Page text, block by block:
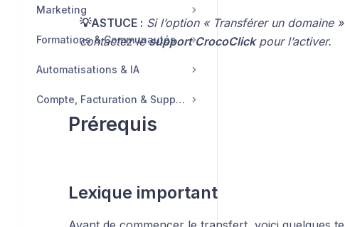
Marketing
Formations & Communautés
Automatisations & IA
Compte, Facturation & Support
💡ASTUCE : Si l’option « Transférer un domaine
contactez lesupport CrocoClickpour l’activer.
Prérequis
Lexique important